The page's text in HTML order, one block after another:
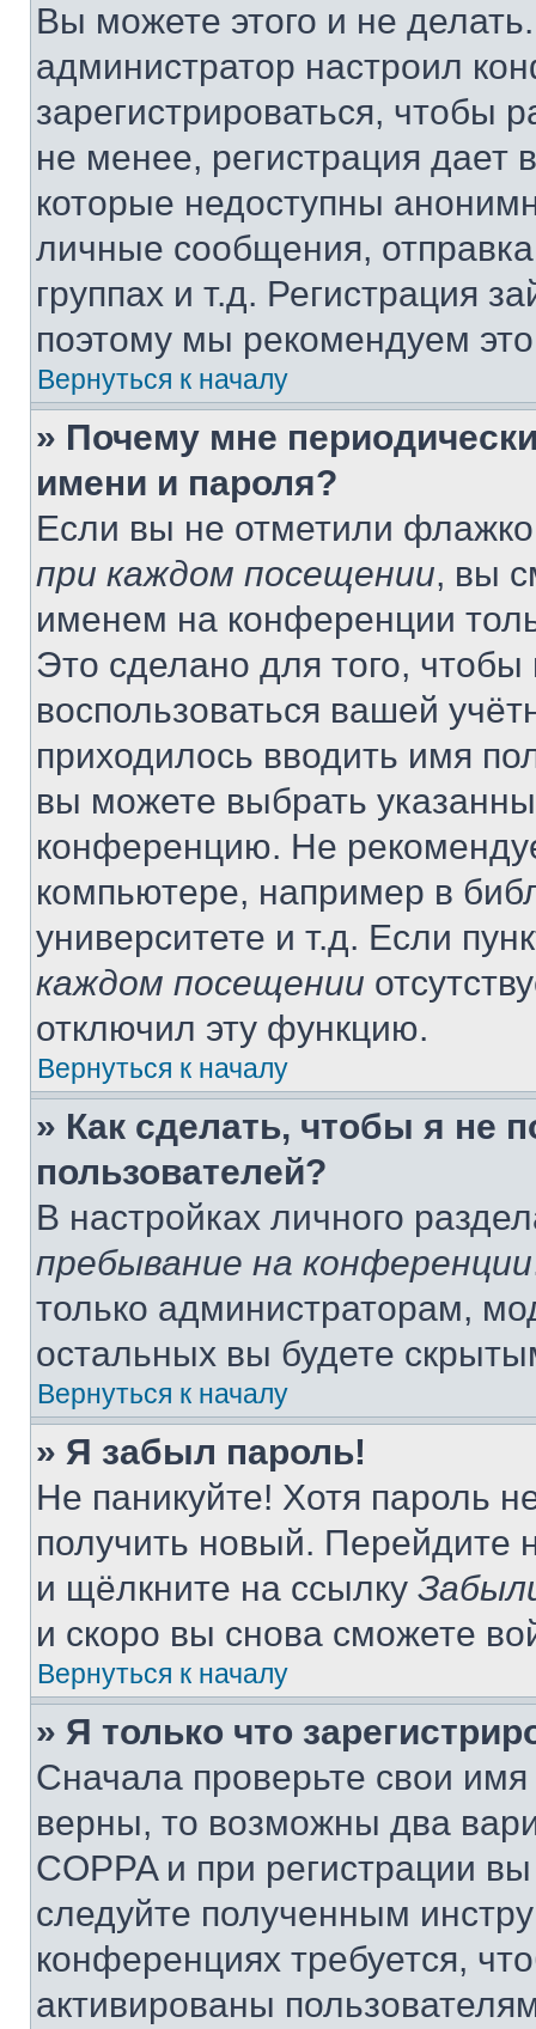
Вы можете этого и не
администратор настроил
зарегистрироваться, чтобы
не менее, регистрация
которые недоступны
личные сообщения,
группах и т.д. Регистрация
поэтому мы рекомендуем
Вернуться к началу
» Почему мне
имени и пароля?
Если вы не отметили
при каждом посещении, вы
именем на конференции
Это сделано для того, чтобы
воспользоваться вашей
приходилось вводить имя
вы можете выбрать
конференцию. Не
компьютере, например в
университете и т.д. Если
каждом посещении
отключил эту функцию.
Вернуться к началу
» Как сделать, чтобы я не
пользователей?
В настройках личного
пребывание на конференции
только администраторам,
остальных вы будете
Вернуться к началу
» Я забыл пароль!
Не паникуйте! Хотя пароль
получить новый. Перейдите
и щёлкните на ссылку
и скоро вы снова сможете
Вернуться к началу
» Я только что
Сначала проверьте свои
верны, то возможны два
COPPA и при регистрации
следуйте полученным
конференциях требуется,
активированы